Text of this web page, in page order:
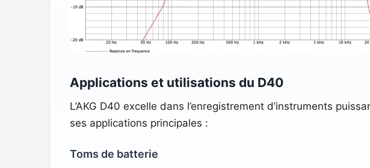
Applications et utilisations du D40
L’AKG D40 excelle dans l’enregistrement d’instruments
ses applications principales :
Toms de batterie